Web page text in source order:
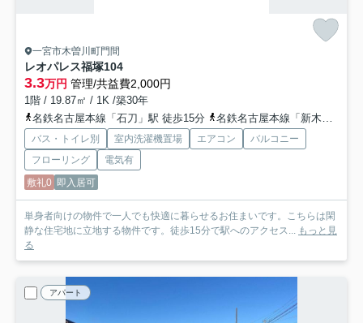
一宮市木曽川町門間
レオパレス福塚104
3.3万円 管理/共益費2,000円
1階 / 19.87㎡ / 1K /築30年
名鉄名古屋本線「石刀」駅 徒歩15分
名鉄名古屋本線「新木曽川」駅 徒歩21分
バス・トイレ別 室内洗濯機置場 エアコン
バルコニー
フローリング
電気有
敷礼0 即入居可
単身者向けの物件で一人でも快適に暮らせるお住まいです。こちらは閑
静な住宅地に立地する物件です。徒歩15分で駅へのアクセス...
もっと見
る
アパート